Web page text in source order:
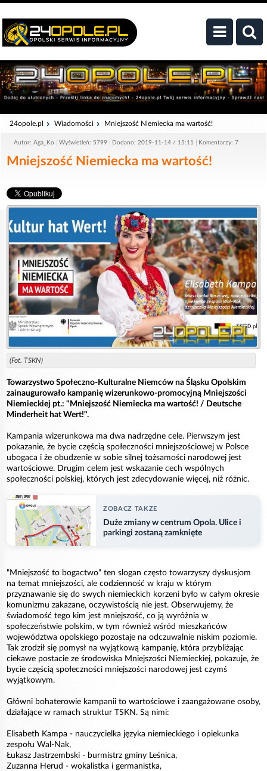
24opole.pl Wiadomości Mniejszość Niemiecka ma wartość!
Autor: Aga_Ko Wyświetleń: 5799 Dodano: 2019-11-14 / 15:11 Komentarzy: 7
Mniejszość Niemiecka ma wartość!
(Fot. TSKN)
Towarzystwo Społeczno-Kulturalne Niemców na Śląsku Opolskim
zainaugurowało kampanię wizerunkowo-promocyjną Mniejszości
Niemieckiej pt.: "Mniejszość Niemiecka ma wartość! / Deutsche
Minderheit hat Wert!".
Kampania wizerunkowa ma dwa nadrzędne cele. Pierwszym jest
pokazanie, że bycie częścią społeczności mniejszościowej w Polsce
ubogaca i że obudzenie w sobie silnej tożsamości narodowej jest
wartościowe. Drugim celem jest wskazanie cech wspólnych
społeczności polskiej, których jest zdecydowanie więcej, niż różnic.
ZOBACZ TAKZE
Duże zmiany w centrum Opola. Ulice i
parkingi zostaną zamknięte
"Mniejszość to bogactwo" ten slogan często towarzyszy dyskusjom
na temat mniejszości, ale codzienność w kraju w którym
przyznawanie się do swych niemieckich korzeni było w całym okresie
komunizmu zakazane, oczywistością nie jest. Obserwujemy, że
świadomość tego kim jest mniejszość, co ją wyróżnia w
społeczeństwie polskim, w tym również wśród mieszkańców
województwa opolskiego pozostaje na odczuwalnie niskim poziomie.
Tak zrodził się pomysł na wyjątkową kampanię, która przybliżając
ciekawe postacie ze środowiska Mniejszości Niemieckiej, pokazuje, że
bycie częścią społeczności mniejszości narodowej jest czymś
wyjątkowym.
Główni bohaterowie kampanii to wartościowe i zaangażowane osoby,
działające w ramach struktur TSKN. Są nimi:
Elisabeth Kampa - nauczycielka języka niemieckiego i opiekunka
zespołu Wal-Nak,
Łukasz Jastrzembski - burmistrz gminy Leśnica,
Zuzanna Herud - wokalistka i germanistka,